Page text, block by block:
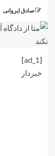
صادق ایروانی
[ad_1]
خبردار